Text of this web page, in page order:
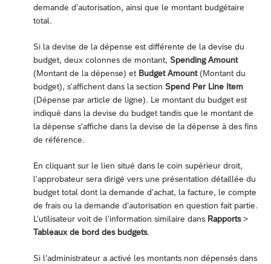
demande d’autorisation, ainsi que le montant budgétaire
total.
Si la devise de la dépense est différente de la devise du
budget, deux colonnes de montant, Spending Amount
(Montant de la dépense) et Budget Amount(Montant du
budget), s'affichent dans la section Spend Per Line Item
(Dépense par article de ligne). Le montant du budget est
indiqué dans la devise du budget tandis que le montant de
la dépense s'affiche dans la devise de la dépense à des fins
de référence.
En cliquant sur le lien situé dans le coin supérieur droit,
l'approbateur sera dirigé vers une présentation détaillée du
budget total dont la demande d'achat, la facture, le compte
de frais ou la demande d’autorisation en question fait partie.
L'utilisateur voit de l'information similaire dans Rapports>
Tableaux de bord des budgets.
Si l’administrateur a activé les montants non dépensés dans